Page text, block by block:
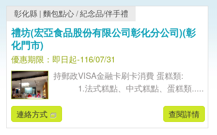
彰化縣 |麵包點心/紀念品/伴手禮
禮坊(宏亞食品股份有限公司彰化分公司)(彰
化門市)
優惠期限：即日起-116/07/31
持郵政VISA金融卡刷卡消費 蛋糕類:
1.法式糕點、中式糕點、蛋糕類.....
連絡方式 查閱詳情